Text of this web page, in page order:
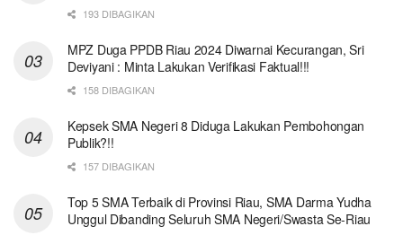
193 DIBAGIKAN
MPZ Duga PPDB Riau 2024 Diwarnai Kecurangan, Sri
Deviyani : Minta Lakukan Verifikasi Faktual!!!
158 DIBAGIKAN
Kepsek SMA Negeri 8 Diduga Lakukan Pembohongan
Publik?!!
157 DIBAGIKAN
Top 5 SMA Terbaik di Provinsi Riau, SMA Darma Yudha
Unggul Dibanding Seluruh SMA Negeri/Swasta Se-Riau